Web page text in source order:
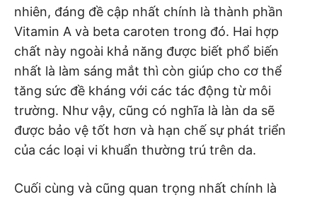
nhiên, đáng đề cập nhất chính là thành phần
Vitamin A và beta caroten trong đó. Hai hợp
chất này ngoài khả năng được biết phổ biến
nhất là làm sáng mắt thì còn giúp cho cơ thể
tăng sức đề kháng với các tác động từ môi
trường. Như vậy, cũng có nghĩa là làn da sẽ
được bảo vệ tốt hơn và hạn chế sự phát triển
của các loại vi khuẩn thường trú trên da.
Cuối cùng và cũng quan trọng nhất chính là